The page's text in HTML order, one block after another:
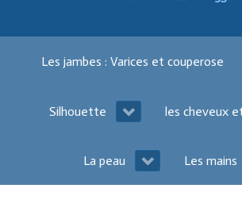
Les jambes : Varices et couperose
Silhouette les cheveux
La peau Les mains